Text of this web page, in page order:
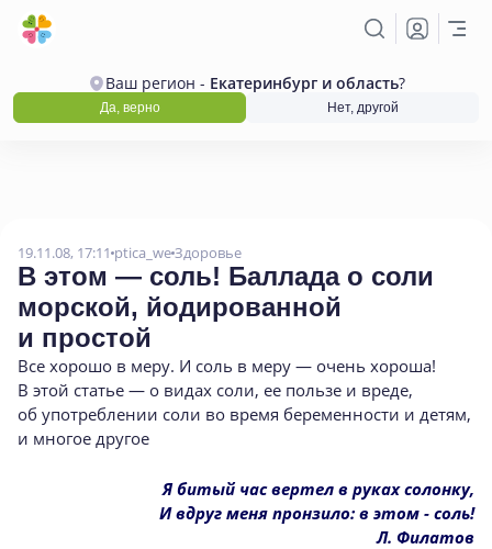
Ваш регион - Екатеринбург и область?
Да, верно Нет, другой
19.11.08, 17:11 ptica_weЗдоровье
В этом — соль! Баллада о соли
морской, йодированной
и простой
Все хорошо в меру. И соль в меру — очень хороша!
В этой статье — о видах соли, ее пользе и вреде,
об употреблении соли во время беременности и детям,
и многое другое
Я битый час вертел в руках солонку,
И вдруг меня пронзило: в этом - соль!
Л. Филатов